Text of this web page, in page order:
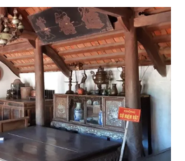
đất của những nhà thờ với kiến
linh cùng với số lượng tín hữu
lớn đặc biệt của Giáo hội trong
đam mê tìm hiểu văn hóa tôn giáo
làng quê thì đây thực sự sẽ là địa
du lịch sinh thái tìm về miền quê